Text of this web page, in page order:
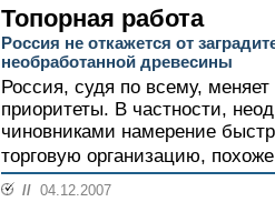
Топорная работа
Россия не откажется от
необработанной древесины
Россия, судя по всему,
приоритеты. В частности,
чиновниками намерение
торговую организацию,
// 04.12.2007